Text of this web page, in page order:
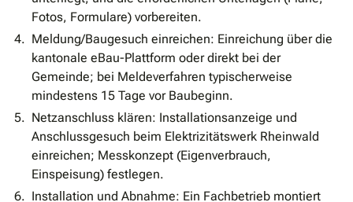
Fotos, Formulare) vorbereiten.
Meldung/Baugesuch einreichen: Einreichung über die
kantonale eBau-Plattform oder direkt bei der
Gemeinde; bei Meldeverfahren typischerweise
mindestens 15 Tage vor Baubeginn.
Netzanschluss klären: Installationsanzeige und
Anschlussgesuch beim Elektrizitätswerk Rheinwald
einreichen; Messkonzept (Eigenverbrauch,
Einspeisung) festlegen.
Installation und Abnahme: Ein Fachbetrieb montiert